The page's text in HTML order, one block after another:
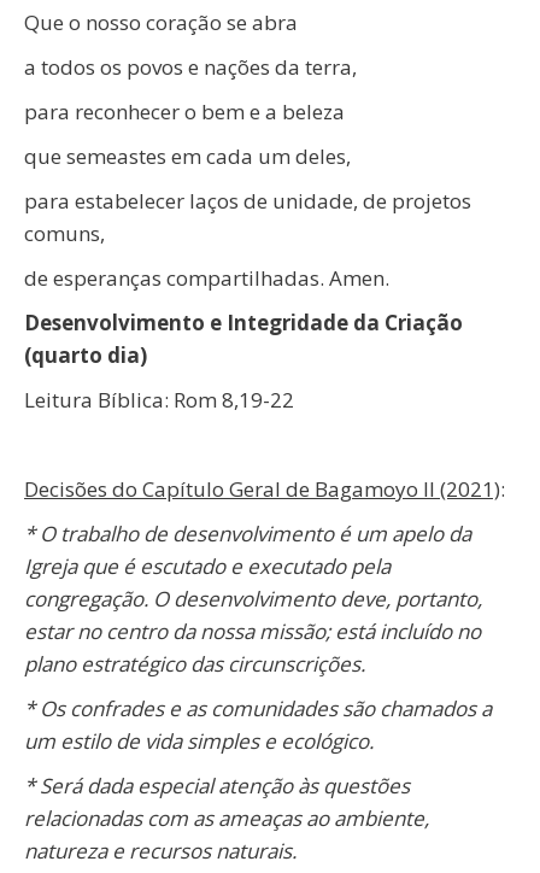
Que o nosso coração se abra
a todos os povos e nações da terra,
para reconhecer o bem e a beleza
que semeastes em cada um deles,
para estabelecer laços de unidade, de projetos
comuns,
de esperanças compartilhadas. Amen.
Desenvolvimento e Integridade da Criação
(quarto dia)
Leitura Bíblica: Rom 8,19-22
Decisões do Capítulo Geral de Bagamoyo II (2021):
* O trabalho de desenvolvimento é um apelo da
Igreja que é escutado e executado pela
congregação. O desenvolvimento deve, portanto,
estar no centro da nossa missão; está incluído no
plano estratégico das circunscrições.
* Os confrades e as comunidades são chamados a
um estilo de vida simples e ecológico.
* Será dada especial atenção às questões
relacionadas com as ameaças ao ambiente,
natureza e recursos naturais.